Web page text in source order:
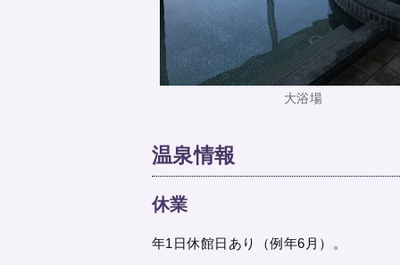
大浴場
温泉情報
休業
年1日休館日あり（例年6月）。